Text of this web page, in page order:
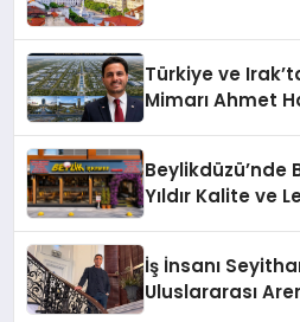
Türkiye ve
Mimarı Ahmet
Hayata
Beylikdüzü’nde
Yıldır Kalite ve
İş İnsanı
Uluslararası